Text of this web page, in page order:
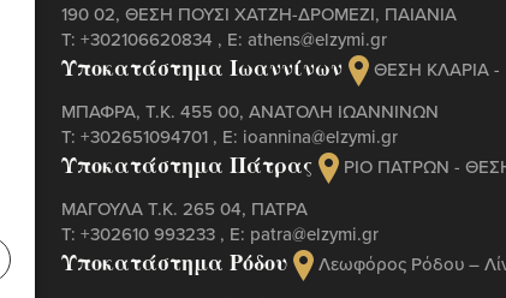
190 02, ΘΕΣΗ ΠΟΥΣΙ ΧΑΤΖΗ-ΔΡΟΜΕΖΙ, ΠΑΙΑΝΙΑ
Τ: +302106620834 , Ε: athens@elzymi.gr
Υποκατάστημα Ιωαννίνων
ΘΕΣΗ ΚΛΑΡΙΑ -
ΜΠΑΦΡΑ, Τ.Κ. 455 00, ΑΝΑΤΟΛΗ ΙΩΑΝΝΙΝΩΝ
Τ: +302651094701 , Ε: ioannina@elzymi.gr
Υποκατάστημα Πάτρας
ΡΙΟ ΠΑΤΡΩΝ -
ΜΑΓΟΥΛΑ Τ.Κ. 265 04, ΠΑΤΡΑ
Τ: +302610 993233 , Ε: patra@elzymi.gr
Υποκατάστημα Ρόδου
Λεωφόρος Ρόδου –